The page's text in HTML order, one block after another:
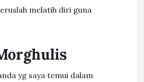
melatih diri guna
yg saya temui dalam